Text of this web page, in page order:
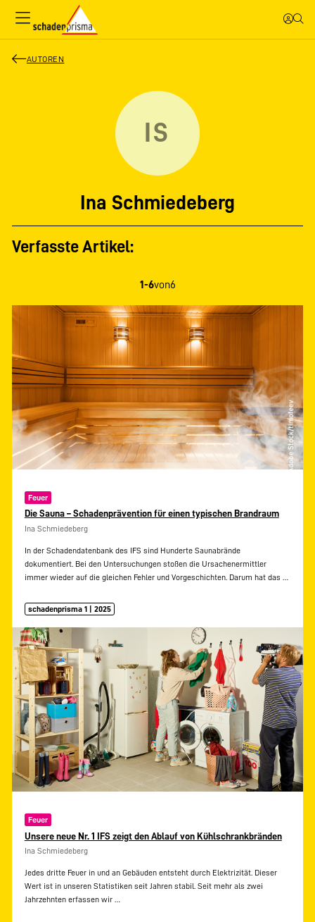
AUTOREN
IS
Ina Schmiedeberg
Verfasste Artikel:
1-6von6
Feuer
Die Sauna – Schadenprävention für einen typischen Brandraum
Ina Schmiedeberg
In der Schadendatenbank des IFS sind Hunderte Saunabrände
dokumentiert. Bei den Untersuchungen stoßen die Ursachenermittler
immer wieder auf die gleichen Fehler und Vorgeschichten. Darum hat das
schadenprisma 1 | 2025
Feuer
Unsere neue Nr. 1 IFS zeigt den Ablauf von Kühlschrankbränden
Ina Schmiedeberg
Jedes dritte Feuer in und an Gebäuden entsteht durch Elektrizität. Dieser
Wert ist in unseren Statistiken seit Jahren stabil. Seit mehr als zwei
Jahrzehnten erfassen wir